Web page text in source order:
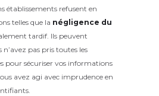
établissements refusent en
telles que la négligence du
tardif. Ils peuvent
pas pris toutes les
pour sécuriser vos informations
avez agi avec imprudence en